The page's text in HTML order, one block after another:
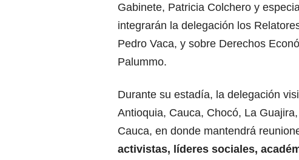
Gabinete, Patricia Colchero y
integrarán la delegación los
Pedro Vaca, y sobre Derechos
Palummo.
Durante su estadía, la delegación
Antioquia, Cauca, Chocó, La
Cauca, en donde mantendrá
activistas, líderes sociales,